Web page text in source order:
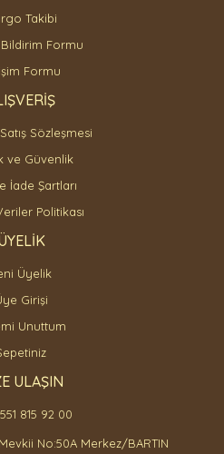
GönderTakibi
Formu
Formu
Sözleşmesi
ve Güvenlik
İade Şartları
Politikası
Üyelik
Girişi
Unuttum
ULAŞIN
815 92 00
No:50A Merkez/BARTIN